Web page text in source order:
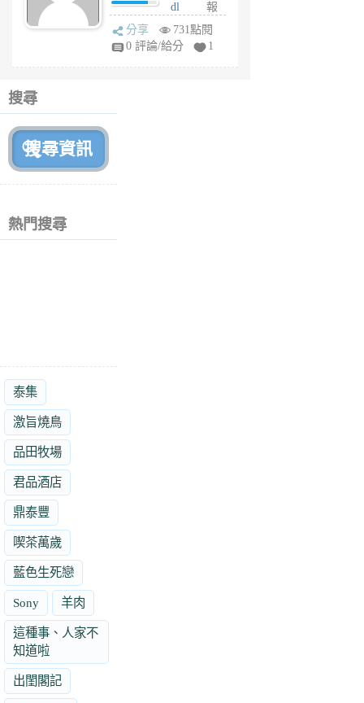
前
dl
sq
fy
報
分享
731點閱
0 評論/給分
1
搜尋
熱門搜尋
泰集
激旨燒鳥
品田牧場
君品酒店
鼎泰豐
喫茶萬歲
藍色生死戀
Sony 羊肉
這種事、人家不
知道啦
出閨閣記